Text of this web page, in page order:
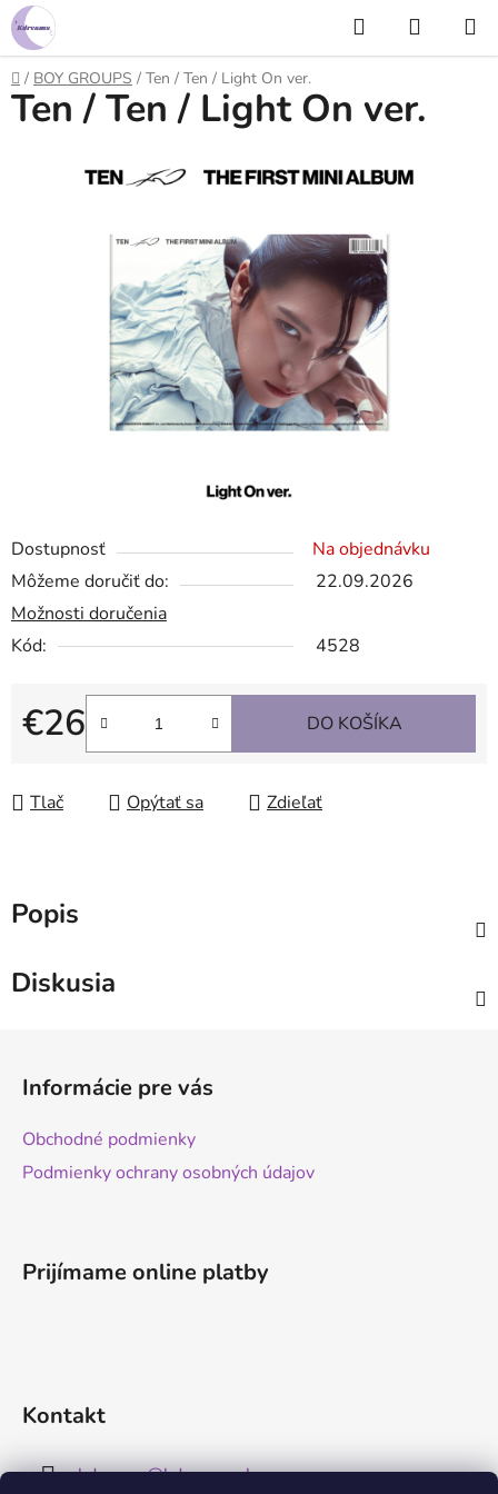
Prejsť
na
obsah
Hľadať
KOŠÍK
Domov
/ BOY GROUPS / Ten / Ten / Light On ver.
Dostupnosť
Na objednávku
Môžeme doručiť do:
22.09.2026
Možnosti doručenia
Kód:
4528
€26
Jednotková cena:
DO KOŠÍKA
Tlač Opýtať sa Zdieľať
Ten / Ten / Light On ver.
Popis
Diskusia
Informácie pre vás
Obchodné podmienky
Podmienky ochrany osobných údajov
Prijímame online platby
Kontakt
kdreams@kdreams.sk